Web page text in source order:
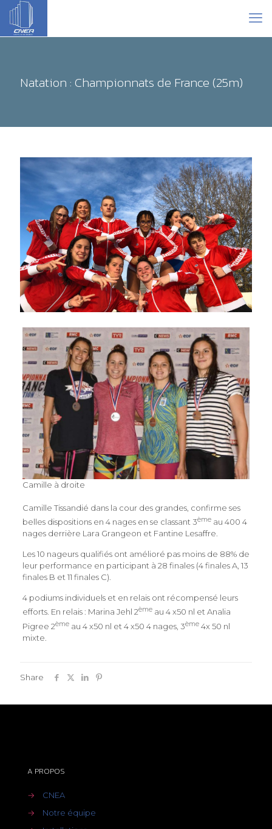
Natation : Championnats de France (25m)
Camille à droite
Camille Tissandié dans la cour des grandes, confirme ses
belles dispositions en 4 nages en se classant 3èmeau 400 4
nages derrière Lara Grangeon et Fantine Lesaffre.
Les 10 nageurs qualifiés ont amélioré pas moins de 88% de
leur performance en participant à 28 finales (4 finales A, 13
finales B et 11 finales C).
4 podiums individuels et en relais ont récompensé leurs
efforts. En relais : Marina Jehl 2èmeau 4 x50 nl et Analia
Pigree 2èmeau 4 x50 nl et 4 x50 4 nages, 3ème4x 50 nl
mixte.
Share
A PROPOS
→
CNEA
→
Notre équipe